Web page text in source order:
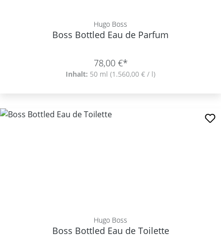
Hugo Boss
Boss Bottled Eau de Parfum
78,00 €*
Inhalt: 50 ml (1.560,00 € / l)
Hugo Boss
Boss Bottled Eau de Toilette